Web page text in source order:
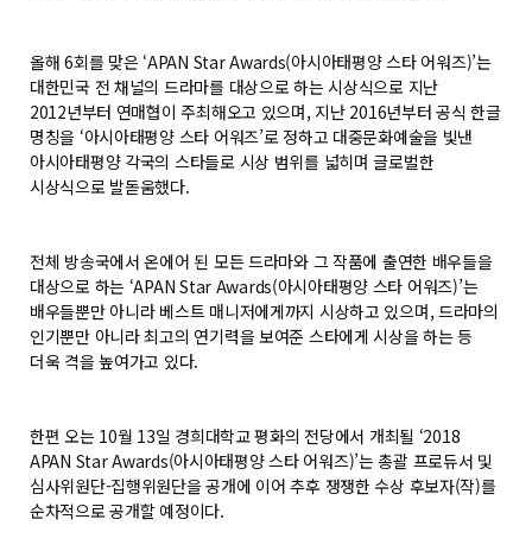
올해 6회를 맞은 ‘APAN Star Awards(아시아태평양 스타 어워즈)’는
대한민국 전 채널의 드라마를 대상으로 하는 시상식으로 지난
2012년부터 연매협이 주최해오고 있으며, 지난 2016년부터 공식 한글
명칭을 ‘아시아태평양 스타 어워즈’로 정하고 대중문화예술을 빛낸
아시아태평양 각국의 스타들로 시상 범위를 넓히며 글로벌한
시상식으로 발돋움했다.
전체 방송국에서 온에어 된 모든 드라마와 그 작품에 출연한 배우들을
대상으로 하는 ‘APAN Star Awards(아시아태평양 스타 어워즈)’는
배우들뿐만 아니라 베스트 매니저에게까지 시상하고 있으며, 드라마의
인기뿐만 아니라 최고의 연기력을 보여준 스타에게 시상을 하는 등
더욱 격을 높여가고 있다.
한편 오는 10월 13일 경희대학교 평화의 전당에서 개최될 ‘2018
APAN Star Awards(아시아태평양 스타 어워즈)’는 총괄 프로듀서 및
심사위원단-집행위원단을 공개에 이어 추후 쟁쟁한 수상 후보자(작)를
순차적으로 공개할 예정이다.